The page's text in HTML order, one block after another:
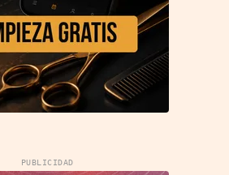
PUBLICIDAD